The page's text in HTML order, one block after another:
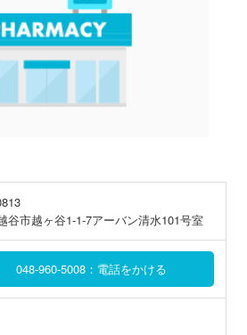
谷市越ヶ谷1-1-7アーバン清水101号室
048-960-5008：電話をかける